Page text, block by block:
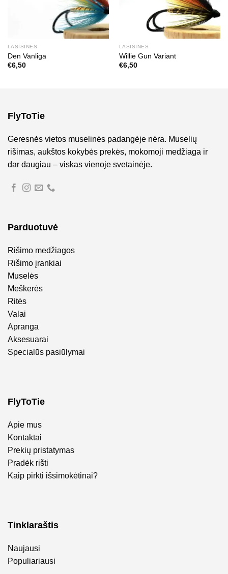
LAŠIŠINĖS
Den Vanliga
€6,50
LAŠIŠINĖS
Willie Gun Variant
€6,50
FlyToTie
Geresnės vietos muselinės padangėje nėra. Muselių
rišimas, aukštos kokybės prekės, mokomoji medžiaga ir
dar daugiau – viskas vienoje svetainėje.
Parduotuvė
Rišimo medžiagos
Rišimo įrankiai
Muselės
Meškerės
Ritės
Valai
Apranga
Aksesuarai
Specialūs pasiūlymai
FlyToTie
Apie mus
Kontaktai
Prekių pristatymas
Pradėk rišti
Kaip pirkti išsimokėtinai?
Tinklaraštis
Naujausi
Populiariausi